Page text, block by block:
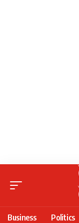
Business Politics